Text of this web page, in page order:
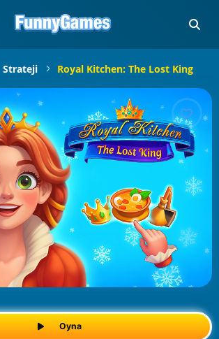
Strateji Royal Kitchen: The Lost King
Oyna